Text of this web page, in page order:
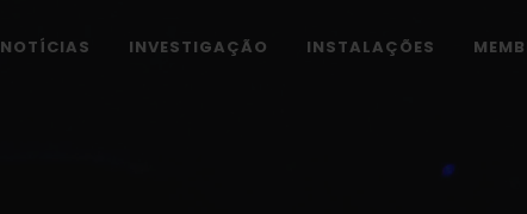
NOTÍCIAS INVESTIGAÇÃO INSTALAÇÕES